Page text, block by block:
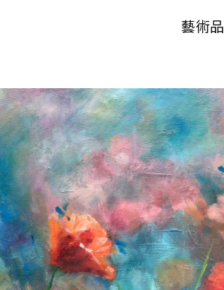
藝術品